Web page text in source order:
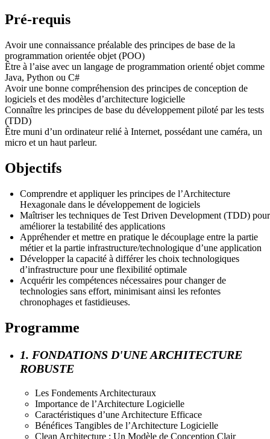
Pré-requis
Avoir une connaissance préalable des principes de base de la
programmation orientée objet (POO)
Être à l’aise avec un langage de programmation orienté objet comme
Java, Python ou C#
Avoir une bonne compréhension des principes de conception de
logiciels et des modèles d’architecture logicielle
Connaître les principes de base du développement piloté par les tests
(TDD)
Être muni d’un ordinateur relié à Internet, possédant une caméra, un
micro et un haut parleur.
Objectifs
Comprendre et appliquer les principes de l’Architecture
Hexagonale dans le développement de logiciels
Maîtriser les techniques de Test Driven Development (TDD) pour
améliorer la testabilité des applications
Appréhender et mettre en pratique le découplage entre la partie
métier et la partie infrastructure/technologique d’une application
Développer la capacité à différer les choix technologiques
d’infrastructure pour une flexibilité optimale
Acquérir les compétences nécessaires pour changer de
technologies sans effort, minimisant ainsi les refontes
chronophages et fastidieuses.
Programme
1. FONDATIONS D'UNE ARCHITECTURE
ROBUSTE
Les Fondements Architecturaux
Importance de l’Architecture Logicielle
Caractéristiques d’une Architecture Efficace
Bénéfices Tangibles de l’Architecture Logicielle
Clean Architecture : Un Modèle de Conception Clair